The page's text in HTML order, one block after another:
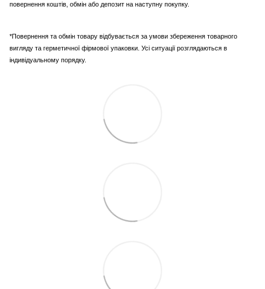
повернення коштів, обмін або депозит на наступну покупку.
*Повернення та обмін товару відбувається за умови збереження товарного
вигляду та герметичної фірмової упаковки. Усі ситуації розглядаються в
індивідуальному порядку.